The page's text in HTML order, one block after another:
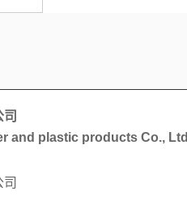
and plastic products Co., Ltd